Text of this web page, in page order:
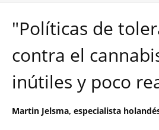
"Políticas de
contra el
inútiles y poco
Martin Jelsma, especialista